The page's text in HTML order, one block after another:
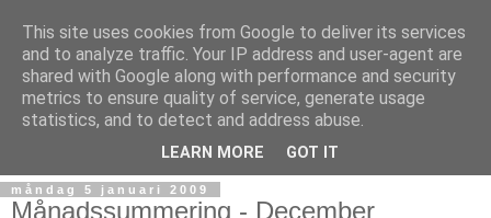
måndag 5 januari 2009
Månadssummering - December
This site uses cookies from Google to deliver its services
and to analyze traffic. Your IP address and user-agent are
shared with Google along with performance and security
metrics to ensure quality of service, generate usage
statistics, and to detect and address abuse.
LEARN MORE GOT IT